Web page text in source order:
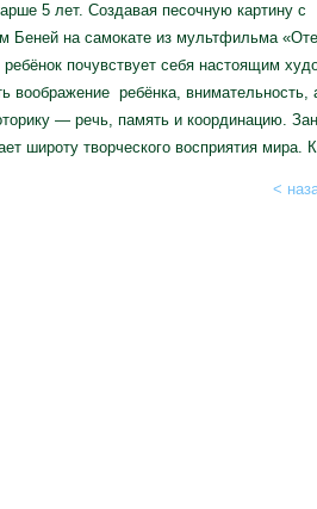
5 лет. Создавая песочную картину с
Беней на самокате из мультфильма
ребёнок почувствует себя настоящим
воображение ребёнка, внимательность,
— речь, память и координацию.
широту творческого восприятия мира.
<